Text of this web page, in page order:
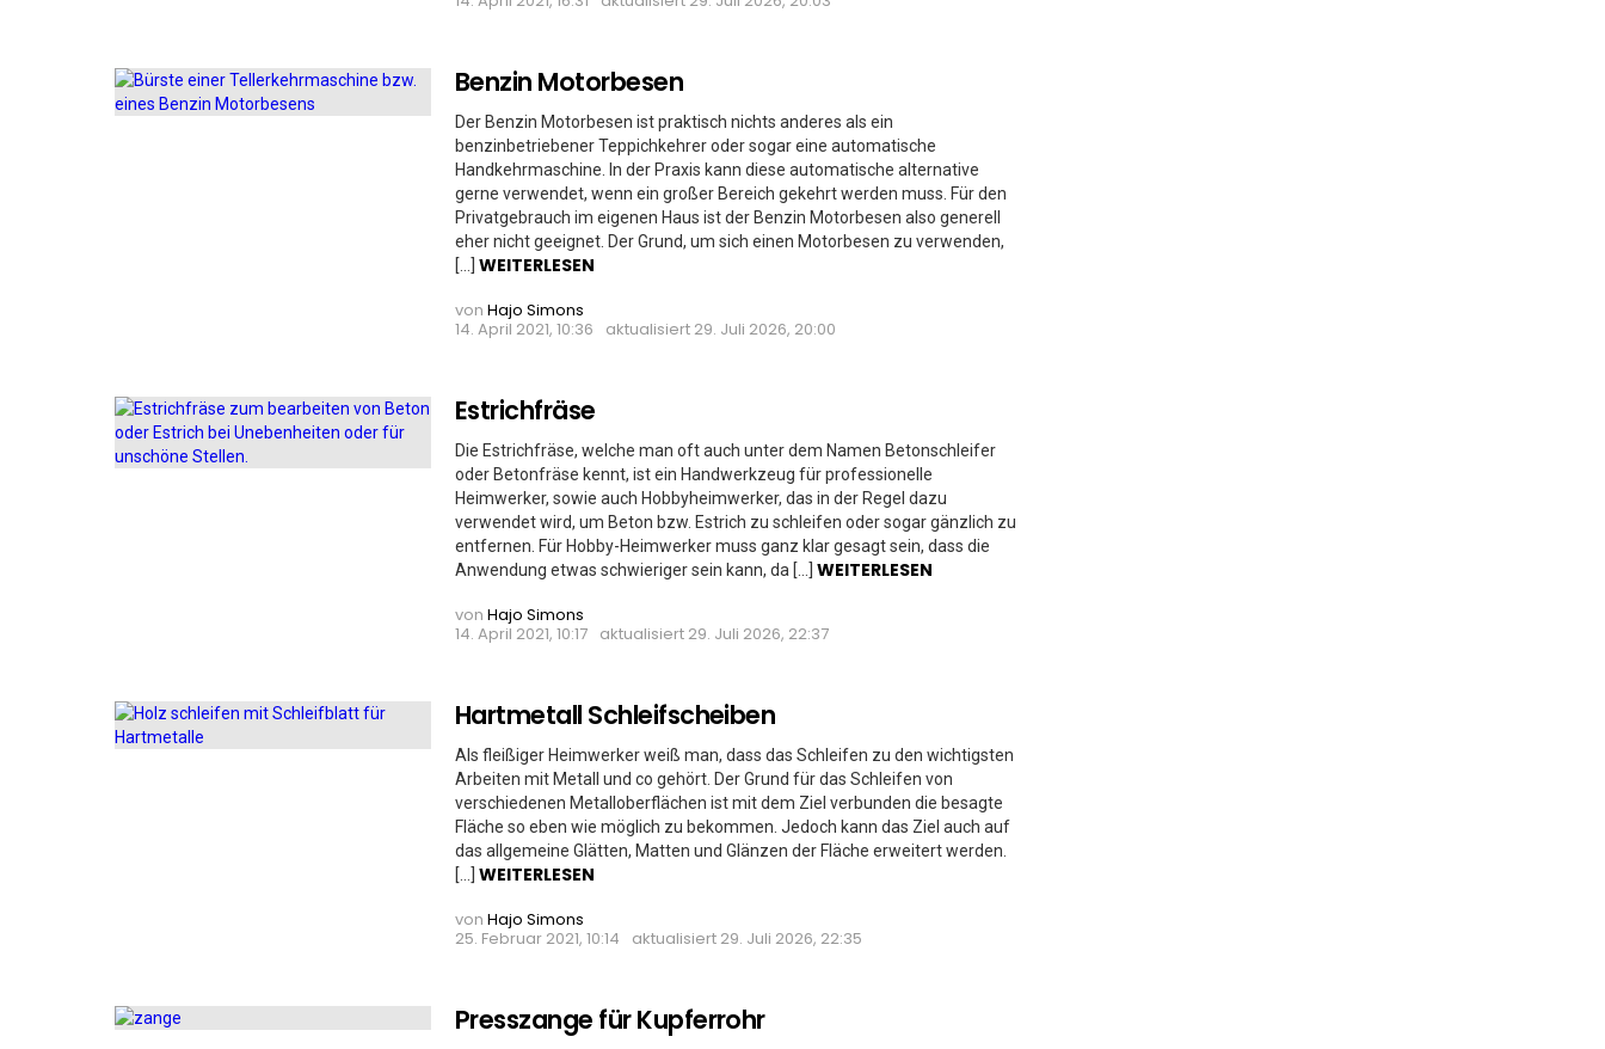
Benzin Motorbesen
Der Benzin Motorbesen ist praktisch nichts anderes als ein
benzinbetriebener Teppichkehrer oder sogar eine automatische
Handkehrmaschine. In der Praxis kann diese automatische alternative
gerne verwendet, wenn ein großer Bereich gekehrt werden muss. Für den
Privatgebrauch im eigenen Haus ist der Benzin Motorbesen also generell
eher nicht geeignet. Der Grund, um sich einen Motorbesen zu verwenden,
[…] WEITERLESEN
von Hajo Simons
14. April 2021, 10:36
aktualisiert 29. Juli 2026, 20:00
Estrichfräse
Die Estrichfräse, welche man oft auch unter dem Namen Betonschleifer
oder Betonfräse kennt, ist ein Handwerkzeug für professionelle
Heimwerker, sowie auch Hobbyheimwerker, das in der Regel dazu
verwendet wird, um Beton bzw. Estrich zu schleifen oder sogar gänzlich zu
entfernen. Für Hobby-Heimwerker muss ganz klar gesagt sein, dass die
Anwendung etwas schwieriger sein kann, da […] WEITERLESEN
von Hajo Simons
14. April 2021, 10:17 aktualisiert 29. Juli 2026, 22:37
Hartmetall Schleifscheiben
Als fleißiger Heimwerker weiß man, dass das Schleifen zu den wichtigsten
Arbeiten mit Metall und co gehört. Der Grund für das Schleifen von
verschiedenen Metalloberflächen ist mit dem Ziel verbunden die besagte
Fläche so eben wie möglich zu bekommen. Jedoch kann das Ziel auch auf
das allgemeine Glätten, Matten und Glänzen der Fläche erweitert werden.
[…] WEITERLESEN
von Hajo Simons
25. Februar 2021, 10:14
aktualisiert 29. Juli 2026, 22:35
Presszange für Kupferrohr